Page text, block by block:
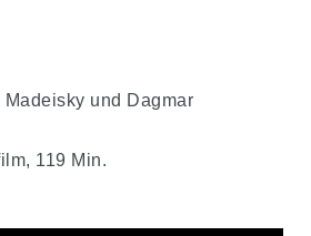
und Dagmar
119 Min.